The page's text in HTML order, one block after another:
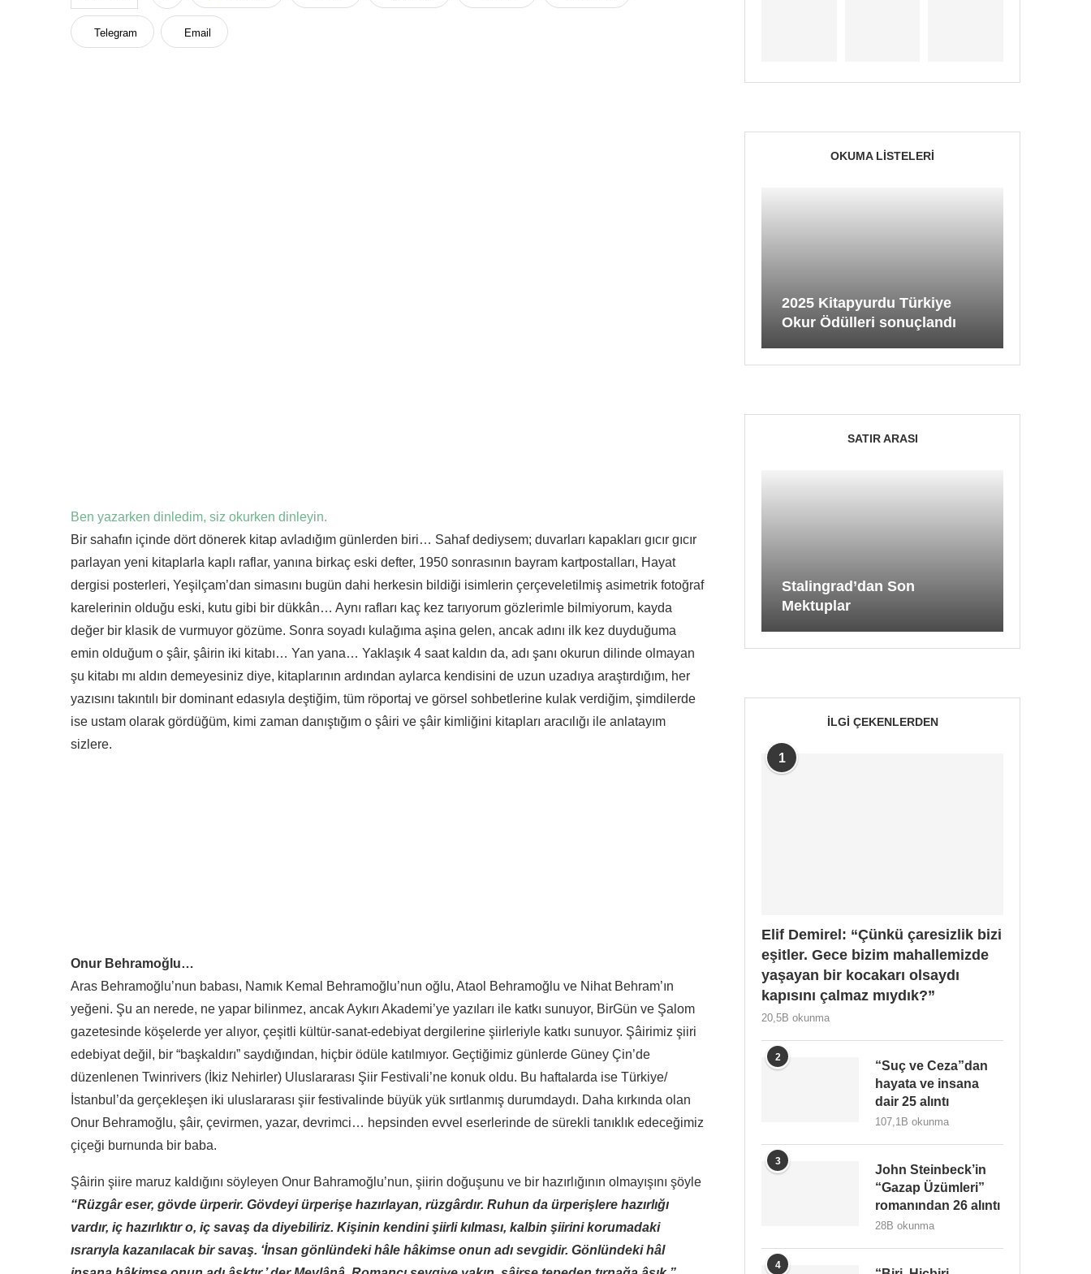
Telegram Email
Ben yazarken dinledim, siz okurken dinleyin.
Bir sahafın içinde dört dönerek kitap avladığım günlerden biri… Sahaf dediysem; duvarları kapakları gıcır gıcır
parlayan yeni kitaplarla kaplı raflar, yanına birkaç eski defter, 1950 sonrasının bayram kartpostalları, Hayat
dergisi posterleri, Yeşilçam’dan simasını bugün dahi herkesin bildiği isimlerin çerçeveletilmiş asimetrik fotoğraf
karelerinin olduğu eski, kutu gibi bir dükkân… Aynı rafları kaç kez tarıyorum gözlerimle bilmiyorum, kayda
değer bir klasik de vurmuyor gözüme. Sonra soyadı kulağıma aşina gelen, ancak adını ilk kez duyduğuma
emin olduğum o şâir, şâirin iki kitabı… Yan yana… Yaklaşık 4 saat kaldın da, adı şanı okurun dilinde olmayan
şu kitabı mı aldın demeyesiniz diye, kitaplarının ardından aylarca kendisini de uzun uzadıya araştırdığım, her
yazısını takıntılı bir dominant edasıyla deştiğim, tüm röportaj ve görsel sohbetlerine kulak verdiğim, şimdilerde
ise ustam olarak gördüğüm, kimi zaman danıştığım o şâiri ve şâir kimliğini kitapları aracılığı ile anlatayım
sizlere.
Onur Behramoğlu…
Aras Behramoğlu’nun babası, Namık Kemal Behramoğlu’nun oğlu, Ataol Behramoğlu ve Nihat Behram’ın
yeğeni. Şu an nerede, ne yapar bilinmez, ancak Aykırı Akademi’ye yazıları ile katkı sunuyor, BirGün ve Şalom
gazetesinde köşelerde yer alıyor, çeşitli kültür-sanat-edebiyat dergilerine şiirleriyle katkı sunuyor. Şâirimiz şiiri
edebiyat değil, bir “başkaldırı” saydığından, hiçbir ödüle katılmıyor. Geçtiğimiz günlerde Güney Çin’de
düzenlenen Twinrivers (İkiz Nehirler) Uluslararası Şiir Festivali’ne konuk oldu. Bu haftalarda ise Türkiye/
İstanbul’da gerçekleşen iki uluslararası şiir festivalinde büyük yük sırtlanmış durumdaydı. Daha kırkında olan
Onur Behramoğlu, şâir, çevirmen, yazar, devrimci… hepsinden evvel eserlerinde de sürekli tanıklık edeceğimiz
çiçeği burnunda bir baba.
Şâirin şiire maruz kaldığını söyleyen Onur Bahramoğlu’nun, şiirin doğuşunu ve bir hazırlığının olmayışını şöyle
“Rüzgâr eser, gövde ürperir. Gövdeyi ürperişe hazırlayan, rüzgârdır. Ruhun da ürperişlere hazırlığı
vardır, iç hazırlıktır o, iç savaş da diyebiliriz. Kişinin kendini şiirli kılması, kalbin şiirini korumadaki
ısrarıyla kazanılacak bir savaş. ‘İnsan gönlündeki hâle hâkimse onun adı sevgidir. Gönlündeki hâl
OKUMA LISTELERI
2025 Kitapyurdu Türkiye
Okur Ödülleri sonuçlandı
SATIR ARASI
Stalingrad’dan Son
Mektuplar
İLGI ÇEKENLERDEN
1
Elif Demirel: “Çünkü çaresizlik bizi
eşitler. Gece bizim mahallemizde
yaşayan bir kocakarı olsaydı
kapısını çalmaz mıydık?”
20,5B okunma
2
“Suç ve Ceza”dan
hayata ve insana
dair 25 alıntı
107,1B okunma
3
John Steinbeck’in
“Gazap Üzümleri”
romanından 26 alıntı
28B okunma
4